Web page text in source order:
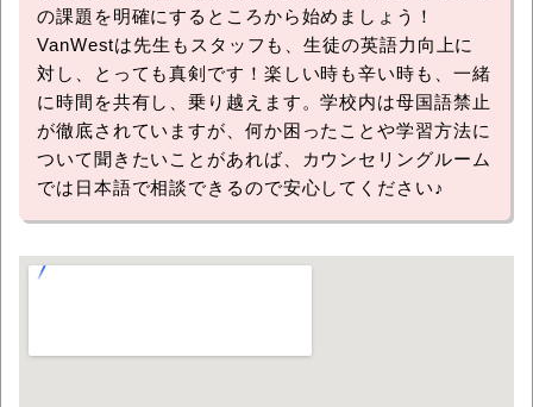
の課題を明確にするところから始めましょう！
VanWestは先生もスタッフも、生徒の英語力向上に
対し、とっても真剣です！楽しい時も辛い時も、一緒
に時間を共有し、乗り越えます。学校内は母国語禁止
が徹底されていますが、何か困ったことや学習方法に
ついて聞きたいことがあれば、カウンセリングルーム
では日本語で相談できるので安心してください♪